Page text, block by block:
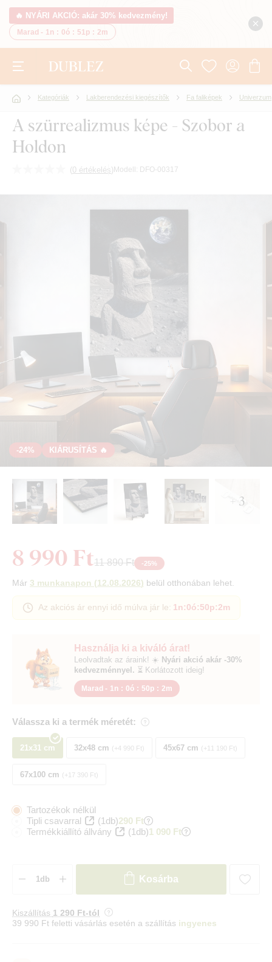
🔥 NYÁRI AKCIÓ: akár 30% kedvezmény!
Marad - 1n : 0ó : 51p : 1m
Kategóriák Lakberendezési kiegészítők Fa faliképek Univerzum
A szürrealizmus képe - Szobor a
Holdon
(0 értékelés) Modell: DFO-00317
-24% KIÁRUSÍTÁS 🔥
+ 3
Használja ki a kiváló árat!
Leolvadtak az áraink! ☀️ Nyári akció akár -30%
kedvezménnyel. ⏳ Korlátozott ideig!
Marad - 1n : 0ó : 50p : 1m
Válassza ki a termék méretét:
21x31 cm 32x48 cm +4 990 Ft 45x67 cm +11 190 Ft
67x100 cm +17 390 Ft
8 990 Ft11 890 Ft -25%
Már 3 munkanapon (12.08.2026) belül otthonában lehet.
Az akciós ár ennyi idő múlva jár le: 1n:0ó:50p:1m
Tartozékok nélkül
Tipli csavarral
(1db)290 Ft
Termékkiállító állvány
(1db)1 090 Ft
Kosárba
Kiszállítás 1 290 Ft-tól
39 990 Ft feletti vásárlás esetén a szállítás ingyenes